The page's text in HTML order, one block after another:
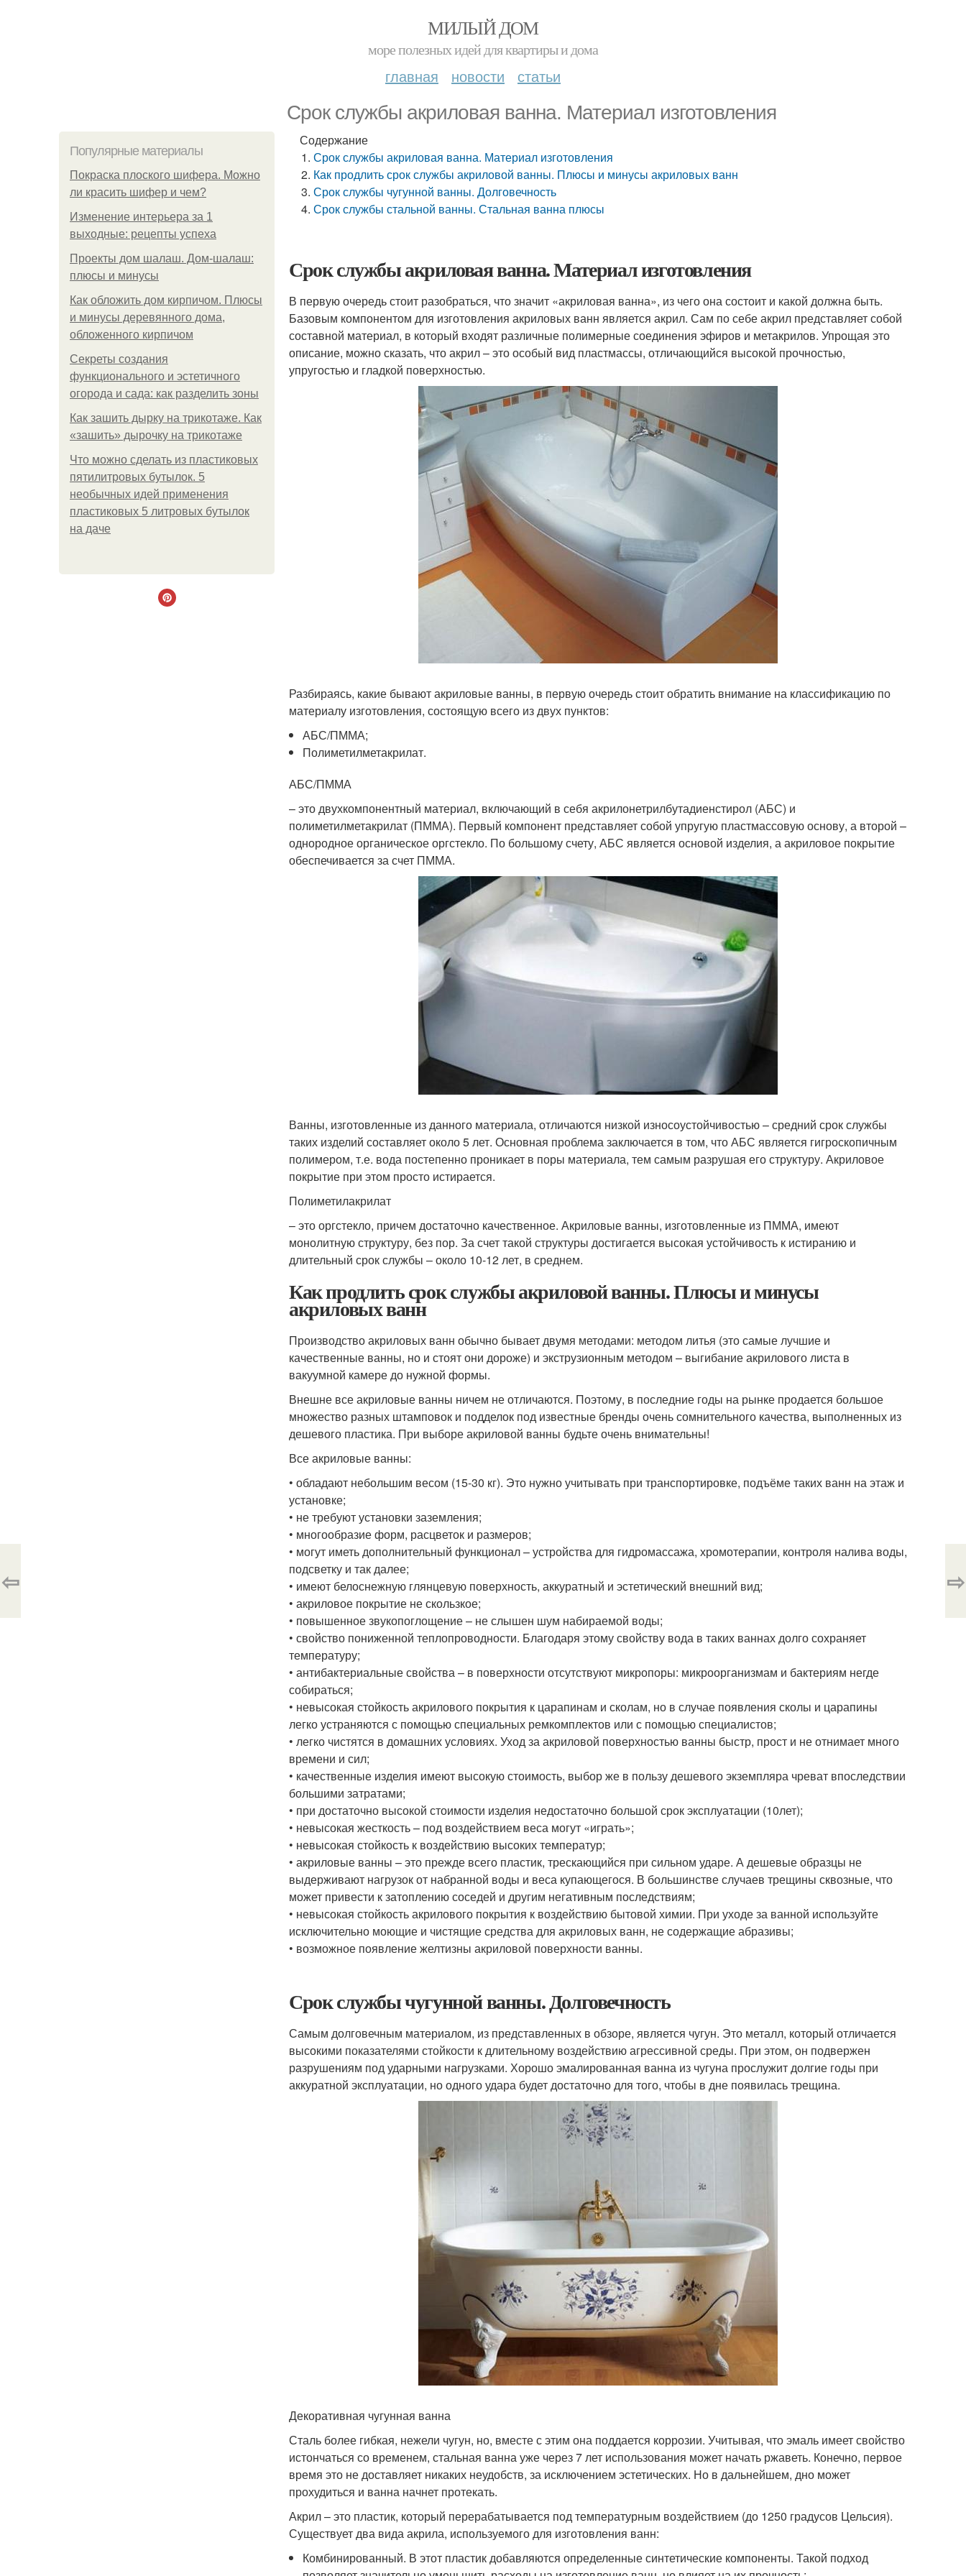
МИЛЫЙ ДОМ
море полезных идей для квартиры и дома
главная новости статьи
Срок службы акриловая ванна. Материал изготовления
Популярные материалы
Покраска плоского шифера. Можно
ли красить шифер и чем?
Изменение интерьера за 1
выходные: рецепты успеха
Проекты дом шалаш. Дом-шалаш:
плюсы и минусы
Как обложить дом кирпичом. Плюсы
и минусы деревянного дома,
обложенного кирпичом
Секреты создания
функционального и эстетичного
огорода и сада: как разделить зоны
Как зашить дырку на трикотаже. Как
«зашить» дырочку на трикотаже
Что можно сделать из пластиковых
пятилитровых бутылок. 5
необычных идей применения
пластиковых 5 литровых бутылок
на даче
Содержание
Срок службы акриловая ванна. Материал изготовления
Как продлить срок службы акриловой ванны. Плюсы и минусы акриловых ванн
Срок службы чугунной ванны. Долговечность
Срок службы стальной ванны. Стальная ванна плюсы
Срок службы акриловая ванна. Материал изготовления
В первую очередь стоит разобраться, что значит «акриловая ванна», из чего она состоит и какой должна быть.
Базовым компонентом для изготовления акриловых ванн является акрил. Сам по себе акрил представляет собой
составной материал, в который входят различные полимерные соединения эфиров и метакрилов. Упрощая это
описание, можно сказать, что акрил – это особый вид пластмассы, отличающийся высокой прочностью,
упругостью и гладкой поверхностью.
Разбираясь, какие бывают акриловые ванны, в первую очередь стоит обратить внимание на классификацию по
материалу изготовления, состоящую всего из двух пунктов:
АБС/ПММА;
Полиметилметакрилат.
АБС/ПММА
– это двухкомпонентный материал, включающий в себя акрилонетрилбутадиенстирол (АБС) и
полиметилметакрилат (ПММА). Первый компонент представляет собой упругую пластмассовую основу, а второй –
однородное органическое оргстекло. По большому счету, АБС является основой изделия, а акриловое покрытие
обеспечивается за счет ПММА.
Ванны, изготовленные из данного материала, отличаются низкой износоустойчивостью – средний срок службы
таких изделий составляет около 5 лет. Основная проблема заключается в том, что АБС является гигроскопичным
полимером, т.е. вода постепенно проникает в поры материала, тем самым разрушая его структуру. Акриловое
покрытие при этом просто истирается.
Полиметилакрилат
– это оргстекло, причем достаточно качественное. Акриловые ванны, изготовленные из ПММА, имеют
монолитную структуру, без пор. За счет такой структуры достигается высокая устойчивость к истиранию и
длительный срок службы – около 10-12 лет, в среднем.
Как продлить срок службы акриловой ванны. Плюсы и минусы
акриловых ванн
Производство акриловых ванн обычно бывает двумя методами: методом литья (это самые лучшие и
качественные ванны, но и стоят они дороже) и экструзионным методом – выгибание акрилового листа в
вакуумной камере до нужной формы.
Внешне все акриловые ванны ничем не отличаются. Поэтому, в последние годы на рынке продается большое
множество разных штамповок и подделок под известные бренды очень сомнительного качества, выполненных из
дешевого пластика. При выборе акриловой ванны будьте очень внимательны!
Все акриловые ванны:
• обладают небольшим весом (15-30 кг). Это нужно учитывать при транспортировке, подъёме таких ванн на этаж и
установке;
• не требуют установки заземления;
• многообразие форм, расцветок и размеров;
• могут иметь дополнительный функционал – устройства для гидромассажа, хромотерапии, контроля налива воды,
подсветку и так далее;
• имеют белоснежную глянцевую поверхность, аккуратный и эстетический внешний вид;
• акриловое покрытие не скользкое;
• повышенное звукопоглощение – не слышен шум набираемой воды;
• свойство пониженной теплопроводности. Благодаря этому свойству вода в таких ваннах долго сохраняет
температуру;
• антибактериальные свойства – в поверхности отсутствуют микропоры: микроорганизмам и бактериям негде
собираться;
• невысокая стойкость акрилового покрытия к царапинам и сколам, но в случае появления сколы и царапины
легко устраняются с помощью специальных ремкомплектов или с помощью специалистов;
• легко чистятся в домашних условиях. Уход за акриловой поверхностью ванны быстр, прост и не отнимает много
времени и сил;
• качественные изделия имеют высокую стоимость, выбор же в пользу дешевого экземпляра чреват впоследствии
большими затратами;
• при достаточно высокой стоимости изделия недостаточно большой срок эксплуатации (10лет);
• невысокая жесткость – под воздействием веса могут «играть»;
• невысокая стойкость к воздействию высоких температур;
• акриловые ванны – это прежде всего пластик, трескающийся при сильном ударе. А дешевые образцы не
выдерживают нагрузок от набранной воды и веса купающегося. В большинстве случаев трещины сквозные, что
может привести к затоплению соседей и другим негативным последствиям;
• невысокая стойкость акрилового покрытия к воздействию бытовой химии. При уходе за ванной используйте
исключительно моющие и чистящие средства для акриловых ванн, не содержащие абразивы;
• возможное появление желтизны акриловой поверхности ванны.
Срок службы чугунной ванны. Долговечность
Самым долговечным материалом, из представленных в обзоре, является чугун. Это металл, который отличается
высокими показателями стойкости к длительному воздействию агрессивной среды. При этом, он подвержен
разрушениям под ударными нагрузками. Хорошо эмалированная ванна из чугуна прослужит долгие годы при
аккуратной эксплуатации, но одного удара будет достаточно для того, чтобы в дне появилась трещина.
Декоративная чугунная ванна
Сталь более гибкая, нежели чугун, но, вместе с этим она поддается коррозии. Учитывая, что эмаль имеет свойство
истончаться со временем, стальная ванна уже через 7 лет использования может начать ржаветь. Конечно, первое
время это не доставляет никаких неудобств, за исключением эстетических. Но в дальнейшем, дно может
прохудиться и ванна начнет протекать.
Акрил – это пластик, который перерабатывается под температурным воздействием (до 1250 градусов Цельсия).
Существует два вида акрила, используемого для изготовления ванн:
Комбинированный. В этот пластик добавляются определенные синтетические компоненты. Такой подход
⇦ ⇨